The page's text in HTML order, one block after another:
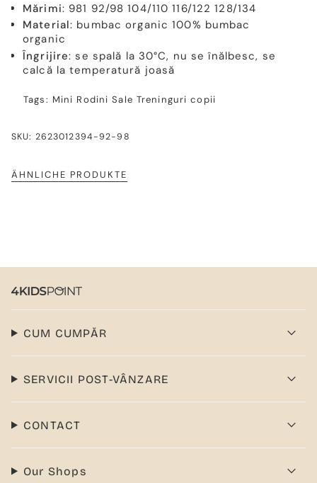
Mărimi: 981 92/98 104/110 116/122 128/134
Material: bumbac organic 100% bumbac
organic
Îngrijire: se spală la 30°C, nu se înălbesc, se
calcă la temperatură joasă
Tags: Mini Rodini Sale Treninguri copii
SKU: 2623012394-92-98
ÄHNLICHE PRODUKTE
CUM CUMPĂR
SERVICII POST-VÂNZARE
CONTACT
Our Shops